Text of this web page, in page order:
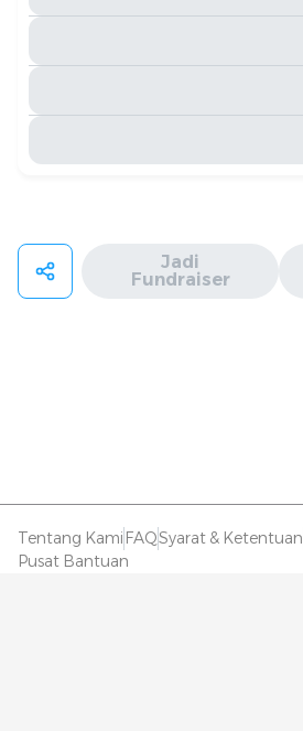
Jadi
Fundraiser
Tentang Kami FAQSyarat & Ketentuan
Pusat Bantuan